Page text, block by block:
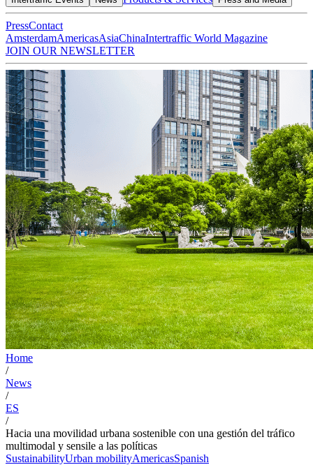
PressContact
AmsterdamAmericasAsiaChinaIntertraffic World Magazine
JOIN OUR NEWSLETTER
Home
/
News
/
ES
/
Hacia una movilidad urbana sostenible con una gestión del tráfico
multimodal y sensile a las políticas
SustainabilityUrban mobilityAmericasSpanish